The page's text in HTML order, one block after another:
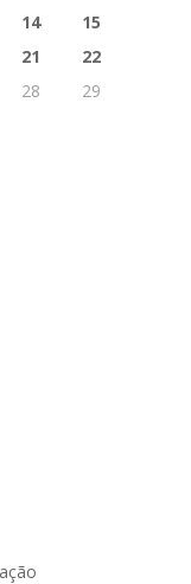
14
15
21
22
28
29